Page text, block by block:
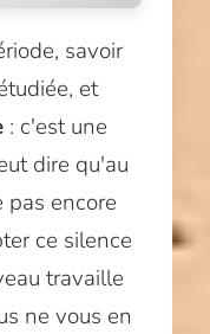
savoir
et
: c'est une
dire qu'au
pas encore
ce silence
travaille
ne vous en